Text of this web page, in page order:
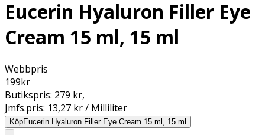
Eucerin Hyaluron Filler Eye
Cream 15 ml, 15 ml
Webbpris
199kr
Butikspris: 279 kr,
Jmfs.pris: 13,27 kr / Milliliter
KöpEucerin Hyaluron Filler Eye Cream 15 ml, 15 ml